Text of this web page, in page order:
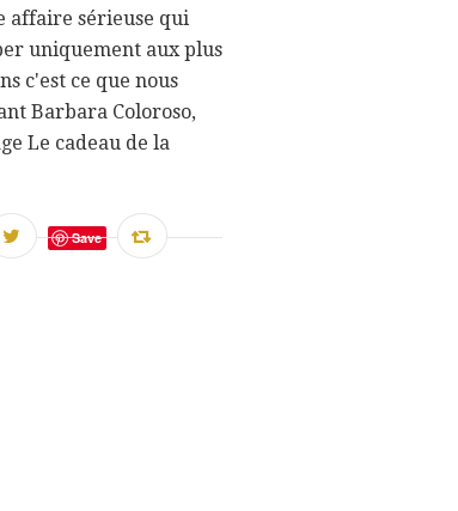
affaire sérieuse qui
uniquement aux plus
c'est ce que nous
Barbara Coloroso,
Le cadeau de la
Save